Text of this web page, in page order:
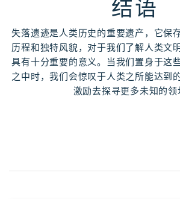
结语
失落遗迹是人类历史的重要遗产，它保
历程和独特风貌，对于我们了解人类文
具有十分重要的意义。当我们置身于这
之中时，我们会惊叹于人类之所能达到
激励去探寻更多未知的领